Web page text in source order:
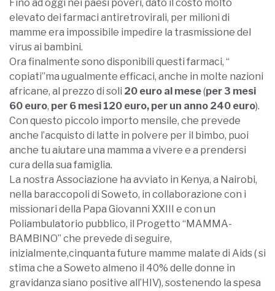
Fino ad oggi nei paesi poveri, dato il costo molto
elevato dei farmaci antiretrovirali, per milioni di
mamme era impossibile impedire la trasmissione del
virus ai bambini.
Ora finalmente sono disponibili questi farmaci, “
copiati”ma ugualmente efficaci, anche in molte nazioni
africane, al prezzo di soli 20 euro al mese(per 3 mesi
60 euro, per 6 mesi 120 euro, per un anno 240 euro).
Con questo piccolo importo mensile, che prevede
anche l’acquisto di latte in polvere per il bimbo, puoi
anche tu aiutare una mamma a vivere e a prendersi
cura della sua famiglia.
La nostra Associazione ha avviato in Kenya, a Nairobi,
nella baraccopoli di Soweto, in collaborazione con i
missionari della Papa Giovanni XXIII e con un
Poliambulatorio pubblico, il Progetto “MAMMA-
BAMBINO” che prevede di seguire,
inizialmente,cinquanta future mamme malate di Aids ( si
stima che a Soweto almeno il 40% delle donne in
gravidanza siano positive all’HIV), sostenendo la spesa